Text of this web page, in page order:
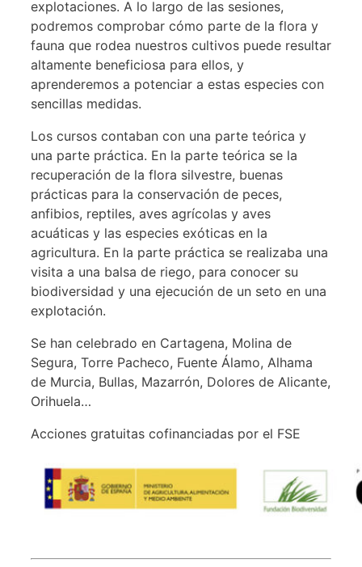
explotaciones. A lo largo de las sesiones,
podremos comprobar cómo parte de la flora y
fauna que rodea nuestros cultivos puede resultar
altamente beneficiosa para ellos, y
aprenderemos a potenciar a estas especies con
sencillas medidas.
Los cursos contaban con una parte teórica y
una parte práctica. En la parte teórica se la
recuperación de la flora silvestre, buenas
prácticas para la conservación de peces,
anfibios, reptiles, aves agrícolas y aves
acuáticas y las especies exóticas en la
agricultura. En la parte práctica se realizaba una
visita a una balsa de riego, para conocer su
biodiversidad y una ejecución de un seto en una
explotación.
Se han celebrado en Cartagena, Molina de
Segura, Torre Pacheco, Fuente Álamo, Alhama
de Murcia, Bullas, Mazarrón, Dolores de Alicante,
Orihuela…
Acciones gratuitas cofinanciadas por el FSE